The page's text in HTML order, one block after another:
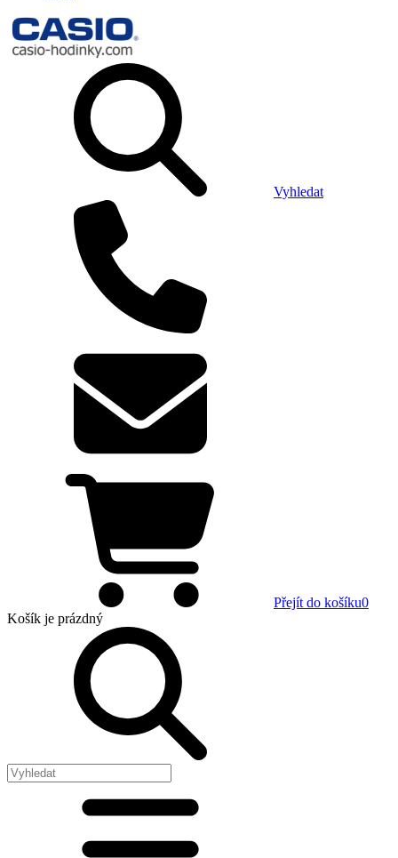
Vyhledat
Přejít do košíku0
Košík je prázdný